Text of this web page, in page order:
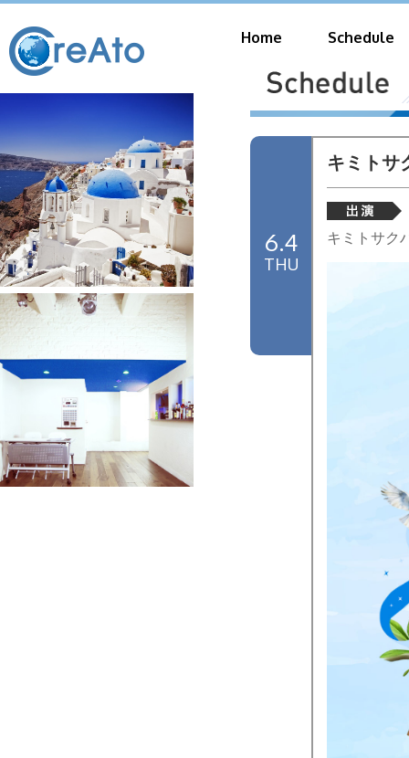
Home Schedule
6.4
THU
キミトサ
キミトサク